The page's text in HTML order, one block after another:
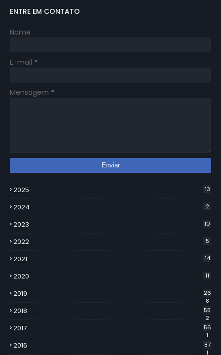
ENTRE EM CONTATO
Nome
E-mail *
Mensagem *
2025 13
2024 2
2023 10
2022 5
2021 14
2020 11
2019
26
8
2018
55
2
2017
56
1
2016
87
1